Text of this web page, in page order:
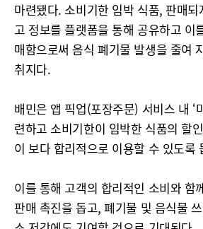
마련됐다. 소비기한 임박 식품, 판매
고 정보를 플랫폼을 통해 공유하고 이
매함으로써 음식 폐기물 발생을 줄여
취지다.
배민은 앱 픽업(포장주문) 서비스 내 ‘
련하고 소비기한이 임박한 식품의 할
이 보다 합리적으로 이용할 수 있도록
이를 통해 고객의 합리적인 소비와 함
판매 촉진을 돕고, 폐기물 및 음식물